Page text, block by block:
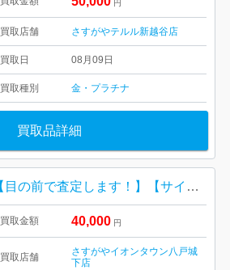
円
買取店舗 さすがやテルル新越谷店
買取日 08月09日
買取種別 金・プラチナ
買取品詳細
【目の前で査定します！】【サイズアウト】K18(18金)リング
買取金額 40,000 円
買取店舗
さすがやイオンタウン八戸城
下店